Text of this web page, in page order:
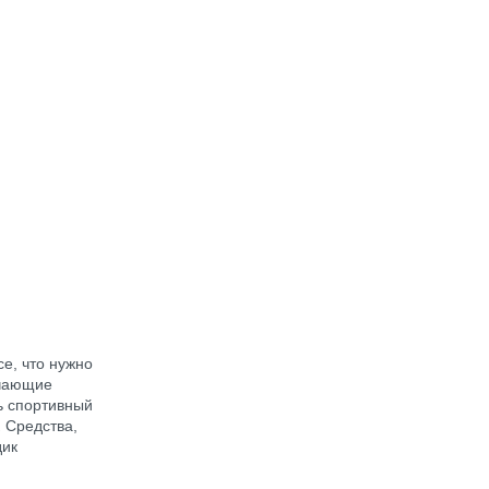
что нужно
спортивный